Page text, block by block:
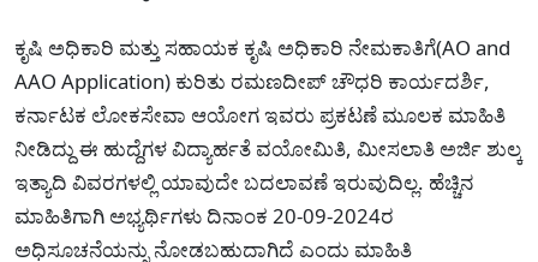
ಕೃಷಿ ಅಧಿಕಾರಿ ಮತ್ತು ಸಹಾಯಕ ಕೃಷಿ ಅಧಿಕಾರಿ ನೇಮಕಾತಿಗೆ(AO and
AAO Application) ಕುರಿತು ರಮಣದೀಪ್ ಚೌಧರಿ ಕಾರ್ಯದರ್ಶಿ,
ಕರ್ನಾಟಕ ಲೋಕಸೇವಾ ಆಯೋಗ ಇವರು ಪ್ರಕಟಣೆ ಮೂಲಕ ಮಾಹಿತಿ
ನೀಡಿದ್ದು ಈ ಹುದ್ದೆಗಳ ವಿದ್ಯಾರ್ಹತೆ ವಯೋಮಿತಿ, ಮೀಸಲಾತಿ ಅರ್ಜಿ ಶುಲ್ಕ
ಇತ್ಯಾದಿ ವಿವರಗಳಲ್ಲಿ ಯಾವುದೇ ಬದಲಾವಣೆ ಇರುವುದಿಲ್ಲ. ಹೆಚ್ಚಿನ
ಮಾಹಿತಿಗಾಗಿ ಅಭ್ಯರ್ಥಿಗಳು ದಿನಾಂಕ 20-09-2024ರ
ಅಧಿಸೂಚನೆಯನ್ನು ನೋಡಬಹುದಾಗಿದೆ ಎಂದು ಮಾಹಿತಿ